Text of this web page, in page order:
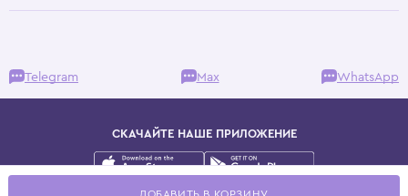
Telegram Max WhatsApp
СКАЧАЙТЕ НАШЕ ПРИЛОЖЕНИЕ
Политика конфиденциальности